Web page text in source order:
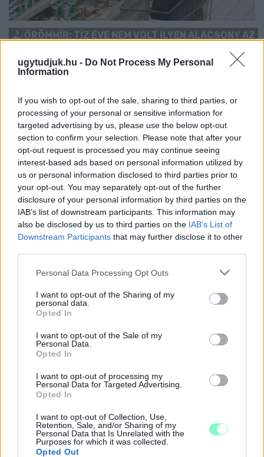
ugytudjuk.hu - Do Not Process My Personal
Information
If you wish to opt-out of the sale, sharing to third parties, or
processing of your personal or sensitive information for
targeted advertising by us, please use the below opt-out
section to confirm your selection. Please note that after your
opt-out request is processed you may continue seeing
interest-based ads based on personal information utilized by
us or personal information disclosed to third parties prior to
your opt-out. You may separately opt-out of the further
disclosure of your personal information by third parties on the
IAB’s list of downstream participants. This information may
also be disclosed by us to third parties on the IAB’s List of
Downstream Participants that may further disclose it to other
Please note that this website/app uses one or more Google
not limited to your visit or usage behaviour. You may click to
grant or deny consent to Google and its third-party tags to
use your data for below specified purposes in below Google
consent section.
Personal Data Processing Opt Outs
I want to opt-out of the Sharing of my
personal data.
Opted In
I want to opt-out of the Sale of my
Personal Data.
Opted In
I want to opt-out of processing my
Personal Data for Targeted Advertising.
Opted In
I want to opt-out of Collection, Use,
Retention, Sale, and/or Sharing of my
Personal Data that Is Unrelated with the
Purposes for which it was collected.
Opted Out
ÖRÖMHÍR: TÍZ ÉVE NEM VOLT ILYEN ALACSONY AZ
Júliusban mindössze 1,2 százalékkal emelkedtek éves
Szólj hozzá!
KIVÁLÓ PROGRAM VÁR MINDENKIT EZEN A HÉTVÉGÉN
GYŐRBEN
Középpontban a hagyományőrzés, de lesz Pogány Induló és
Majka koncert, jóga szeánsz, “borhajózás” és egy csomó minden